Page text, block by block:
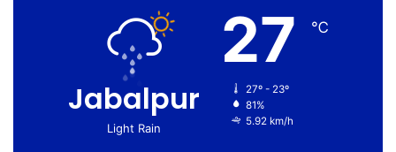
Jabalpur
Light Rain
27 ℃
27º - 23º
81%
5.92 km/h